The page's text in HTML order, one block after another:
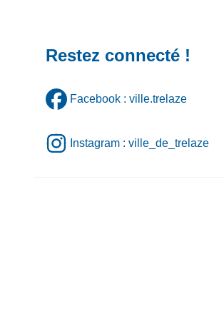
Restez connecté !
Facebook : ville.trelaze
Instagram : ville_de_trelaze